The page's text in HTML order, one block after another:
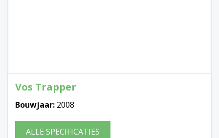
Vos Trapper
Bouwjaar: 2008
ALLE SPECIFICATIES